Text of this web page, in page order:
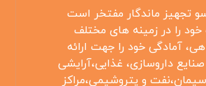
تجهیز ماندگار مفتخر است
خود را در زمینه های مختلف
آمادگی خود را جهت ارائه
داروسازی، غذایی،آرایشی
و پتروشیمی،مراکز